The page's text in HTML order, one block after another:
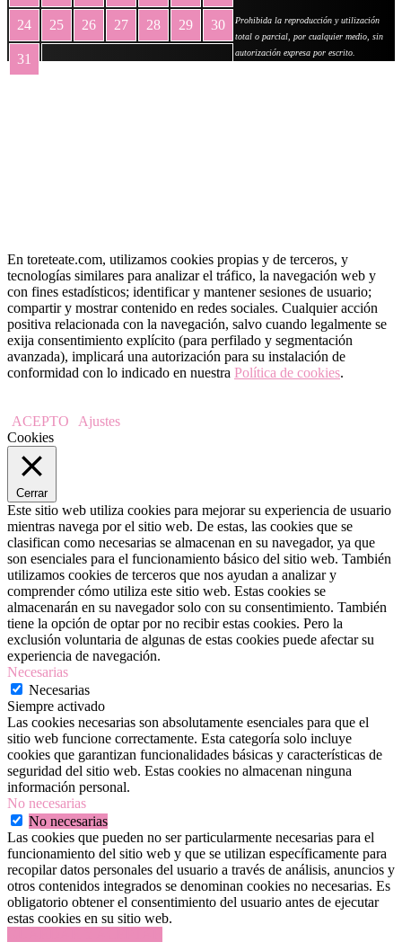
24 25 26 27 28 29 30
31
Prohibida la reproducción y utilización
total o parcial, por cualquier medio, sin
autorización expresa por escrito.
En toreteate.com, utilizamos cookies propias y de terceros, y
tecnologías similares para analizar el tráfico, la navegación web y
con fines estadísticos; identificar y mantener sesiones de usuario;
compartir y mostrar contenido en redes sociales. Cualquier acción
positiva relacionada con la navegación, salvo cuando legalmente se
exija consentimiento explícito (para perfilado y segmentación
avanzada), implicará una autorización para su instalación de
conformidad con lo indicado en nuestra Política de cookies.
ACEPTO
Ajustes
Cookies
Cerrar
Este sitio web utiliza cookies para mejorar su experiencia de usuario
mientras navega por el sitio web. De estas, las cookies que se
clasifican como necesarias se almacenan en su navegador, ya que
son esenciales para el funcionamiento básico del sitio web. También
utilizamos cookies de terceros que nos ayudan a analizar y
comprender cómo utiliza este sitio web. Estas cookies se
almacenarán en su navegador solo con su consentimiento. También
tiene la opción de optar por no recibir estas cookies. Pero la
exclusión voluntaria de algunas de estas cookies puede afectar su
experiencia de navegación.
Necesarias
Necesarias
Siempre activado
Las cookies necesarias son absolutamente esenciales para que el
sitio web funcione correctamente. Esta categoría solo incluye
cookies que garantizan funcionalidades básicas y características de
seguridad del sitio web. Estas cookies no almacenan ninguna
información personal.
No necesarias
No necesarias
Las cookies que pueden no ser particularmente necesarias para el
funcionamiento del sitio web y que se utilizan específicamente para
recopilar datos personales del usuario a través de análisis, anuncios y
otros contenidos integrados se denominan cookies no necesarias. Es
obligatorio obtener el consentimiento del usuario antes de ejecutar
estas cookies en su sitio web.